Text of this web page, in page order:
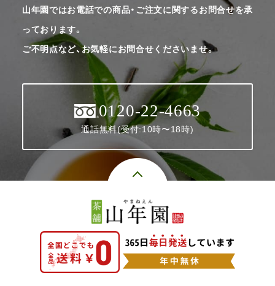
山年園ではお電話での商品・ご注文に関するお問合せを承
っております。
ご不明点など、お気軽にお問合せくださいませ。
0120-22-4663
通話無料(受付:10時〜18時)